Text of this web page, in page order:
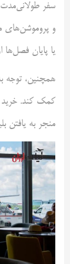
سفر طولانی‌مدت
و پروموشن‌های
یا پایان فصل‌ها
همچنین، توجه
کمک کند. خرید
منجر به یافتن